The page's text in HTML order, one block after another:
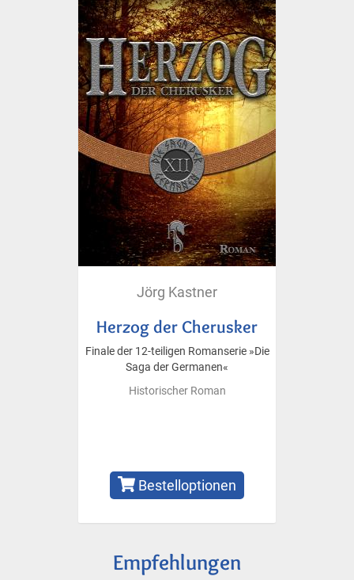
Jörg Kastner
Herzog der Cherusker
Finale der 12-teiligen Romanserie »Die
Saga der Germanen«
Historischer Roman
Bestelloptionen
Empfehlungen